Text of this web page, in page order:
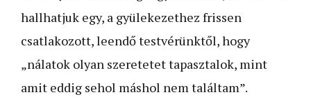
hallhatjuk egy, a gyülekezethez frissen
csatlakozott, leendő testvérünktől, hogy
„nálatok olyan szeretetet tapasztalok, mint
amit eddig sehol máshol nem találtam”.